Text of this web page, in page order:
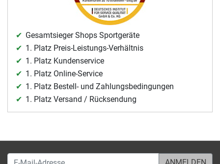
Gesamtsieger Shops Sportgeräte
1. Platz Preis-Leistungs-Verhältnis
1. Platz Kundenservice
1. Platz Online-Service
1. Platz Bestell- und Zahlungsbedingungen
1. Platz Versand / Rücksendung
E-Mail-Adresse